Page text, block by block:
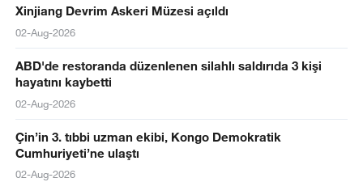
Xinjiang Devrim Askeri Müzesi açıldı
02-Aug-2026
ABD'de restoranda düzenlenen silahlı saldırıda 3 kişi
hayatını kaybetti
02-Aug-2026
Çin’in 3. tıbbi uzman ekibi, Kongo Demokratik
Cumhuriyeti’ne ulaştı
02-Aug-2026